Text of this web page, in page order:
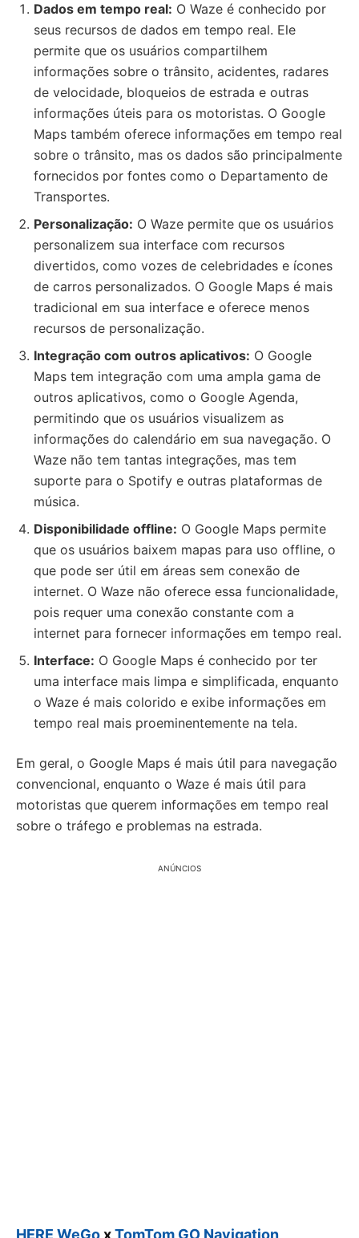
Dados em tempo real: O Waze é conhecido por
seus recursos de dados em tempo real. Ele
permite que os usuários compartilhem
informações sobre o trânsito, acidentes, radares
de velocidade, bloqueios de estrada e outras
informações úteis para os motoristas. O Google
Maps também oferece informações em tempo real
sobre o trânsito, mas os dados são principalmente
fornecidos por fontes como o Departamento de
Transportes.
Personalização: O Waze permite que os usuários
personalizem sua interface com recursos
divertidos, como vozes de celebridades e ícones
de carros personalizados. O Google Maps é mais
tradicional em sua interface e oferece menos
recursos de personalização.
Integração com outros aplicativos: O Google
Maps tem integração com uma ampla gama de
outros aplicativos, como o Google Agenda,
permitindo que os usuários visualizem as
informações do calendário em sua navegação. O
Waze não tem tantas integrações, mas tem
suporte para o Spotify e outras plataformas de
música.
Disponibilidade offline: O Google Maps permite
que os usuários baixem mapas para uso offline, o
que pode ser útil em áreas sem conexão de
internet. O Waze não oferece essa funcionalidade,
pois requer uma conexão constante com a
internet para fornecer informações em tempo real.
Interface: O Google Maps é conhecido por ter
uma interface mais limpa e simplificada, enquanto
o Waze é mais colorido e exibe informações em
tempo real mais proeminentemente na tela.
Em geral, o Google Maps é mais útil para navegação
convencional, enquanto o Waze é mais útil para
motoristas que querem informações em tempo real
sobre o tráfego e problemas na estrada.
ANÚNCIOS
HERE WeGoxTomTom GO Navigation